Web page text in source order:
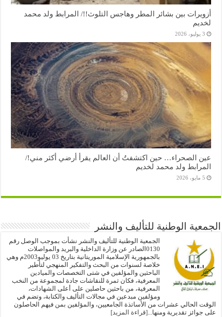
أزويرات بين بشائر المطر وهاجس التلوث!!/ المرابط ولد محمد
لخديم
3 يوليو، 2026
عين الصحراء… حين اكتشفتُ أن العالم يقرأ أرضي أكثر مني!/
المرابط ولد محمد لخديم
5 مايو، 2026
الجمعية الوطنية للتأليف والنشر
الجمعية الوطنية للتأليف والنشر نشأت بموجب الوصل رقم
0130الصادر عن وزارة الداخلية والبريد والمواصلات
بالجمهورية الإسلامية الموريتانية بتاريخ 03 يوليو2003م وهي
خلاصة لسنوات من البحث والتفكير المنهجي لتأطير
الباحثين والمؤلفين في شتى التخصصات والميادين
المعرفية، فكان ثمرة للنقاشات جادة لمجموعة من النخب
المعرفية، من باحثين حاصلين على أعلى الشهادات،
ومؤلفين مبدعين في مجالات التأليف والكتابة، وتضم في
الوقت الحالي عشرات من الأساتذة الجامعيين، والمؤلفين بمن فيهم الحاصلون
على جوائز تقديرية ومنها...[قراءة المزيد]